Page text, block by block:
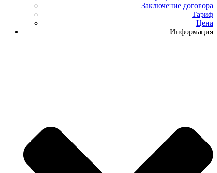
Заключение договора
Тариф
Цена
Информация